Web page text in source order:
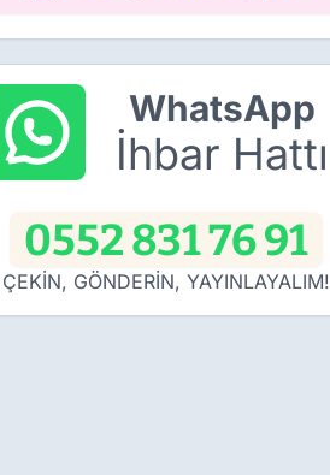
WhatsApp
İhbar Hattı
0552 831 76 91
ÇEKİN, GÖNDERİN, YAYINLAYALIM!